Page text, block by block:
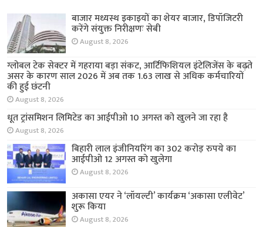
बाजार मध्यस्थ इकाइयों का शेयर बाजार, डिपॉजिटरी
करेंगे संयुक्त निरीक्षणः सेबी
August 8, 2026
ग्लोबल टेक सेक्टर में गहराया बड़ा संकट, आर्टिफिशियल इंटेलिजेंस के बढ़ते
असर के कारण साल 2026 में अब तक 1.63 लाख से अधिक कर्मचारियों
की हुई छंटनी
August 8, 2026
धूत ट्रांसमिशन लिमिटेड का आईपीओ 10 अगस्त को खुलने जा रहा है
August 8, 2026
बिहारी लाल इंजीनियरिंग का 302 करोड़ रुपये का
आईपीओ 12 अगस्त को खुलेगा
August 8, 2026
अकासा एयर ने ‘लॉयल्टी’ कार्यक्रम ‘अकासा एलीवेट’
शुरू किया
August 8, 2026